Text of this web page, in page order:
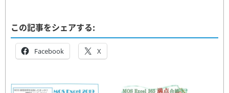
この記事をシェアする:
Facebook X